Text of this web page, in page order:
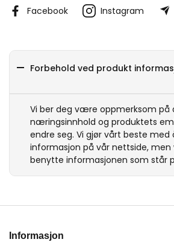
Facebook Instagram
Forbehold ved produkt
Vi ber deg være oppmerksom på
næringsinnhold og produktets
endre seg. Vi gjør vårt beste
informasjon på vår nettside, men
benytte informasjonen som står
Informasjon